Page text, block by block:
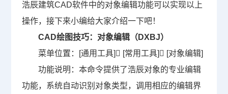
浩辰建筑CAD软件中的对象编辑功能可以实现以上
操作，接下来小编给大家介绍一下吧！
CAD绘图技巧：对象编辑（DXBJ）
菜单位置：[通用工具] [常用工具] [对象编辑]
功能说明：本命令提供了浩辰对象的专业编辑
功能，系统自动识别对象类型，调用相应的编辑界